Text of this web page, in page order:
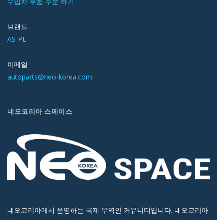
브랜드
AS-PL
이메일
autoparts@neo-korea.com
네오코리아 스페이스
네오코리아에서 운영하는 국제 무역인 커뮤니티입니다. 네오코리아